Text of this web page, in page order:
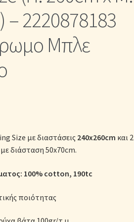
– 2220878183
Μπλε
Size με διαστάσεις240x260cm και 2
διάσταση 50x70cm.
100% cotton, 190tc
ποιότητας